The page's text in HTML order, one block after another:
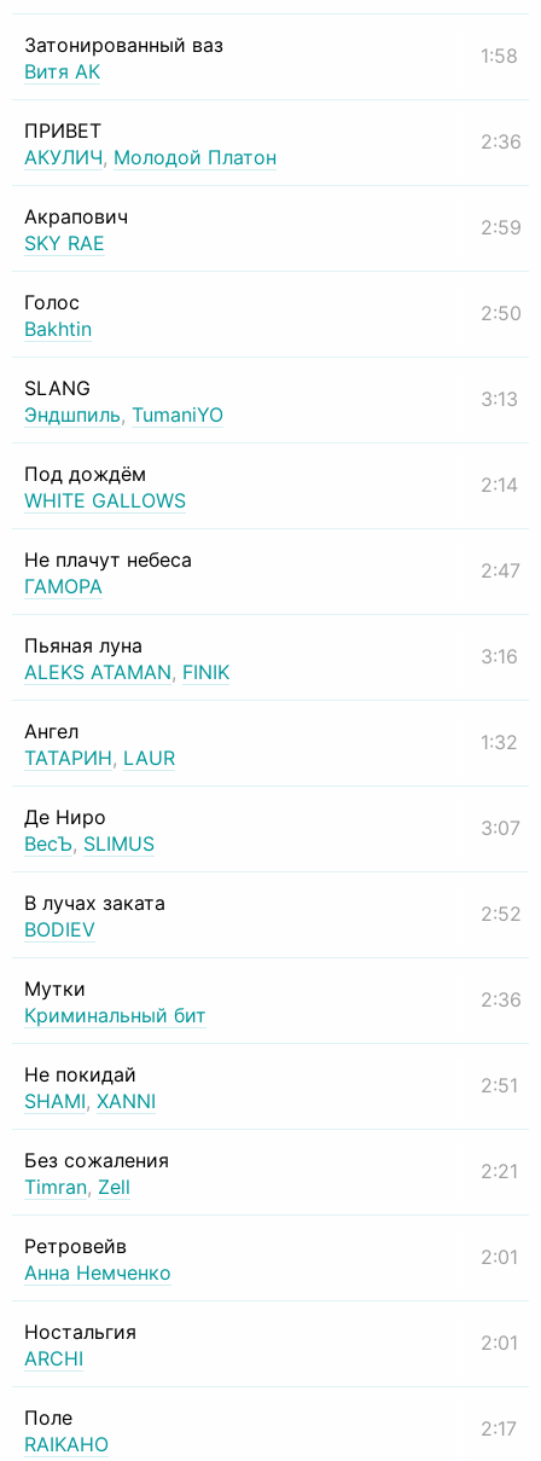
Затонированный ваз
Витя АК
1:58
ПРИВЕТ
АКУЛИЧ, Молодой Платон
2:36
Акрапович
SKY RAE
2:59
Голос
Bakhtin
2:50
SLANG
Эндшпиль, TumaniYO
3:13
Под дождём
WHITE GALLOWS
2:14
Не плачут небеса
ГАМОРА
2:47
Пьяная луна
ALEKS ATAMAN, FINIK
3:16
Ангел
ТАТАРИН, LAUR
1:32
Де Ниро
ВесЪ, SLIMUS
3:07
В лучах заката
BODIEV
2:52
Мутки
Криминальный бит
2:36
Не покидай
SHAMI, XANNI
2:51
Без сожаления
Timran, Zell
2:21
Ретровейв
Анна Немченко
2:01
Ностальгия
ARCHI
2:01
Поле
RAIKAHO
2:17